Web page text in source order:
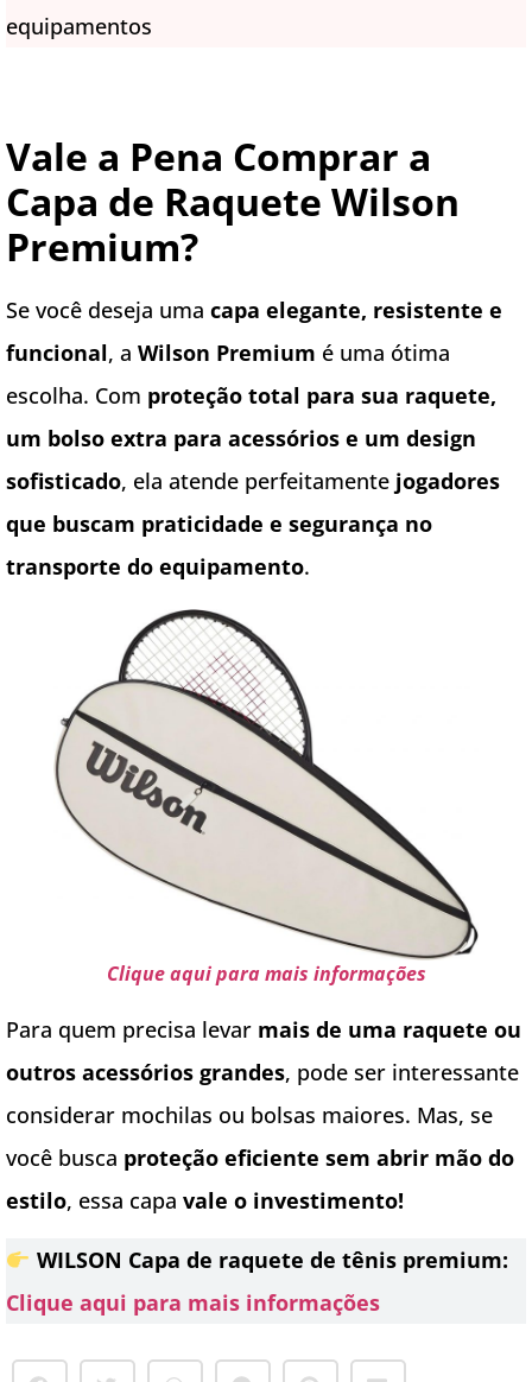
equipamentos
Vale a Pena Comprar a
Capa de Raquete Wilson
Premium?
Se você deseja uma capa elegante, resistente e
funcional, a Wilson Premium é uma ótima
escolha. Com proteção total para sua raquete,
um bolso extra para acessórios e um design
sofisticado, ela atende perfeitamente jogadores
que buscam praticidade e segurança no
transporte do equipamento.
Clique aqui para mais informações
Para quem precisa levar mais de uma raquete ou
outros acessórios grandes, pode ser interessante
considerar mochilas ou bolsas maiores. Mas, se
você busca proteção eficiente sem abrir mão do
estilo, essa capa vale o investimento!
WILSON Capa de raquete de tênis premium:
Clique aqui para mais informações